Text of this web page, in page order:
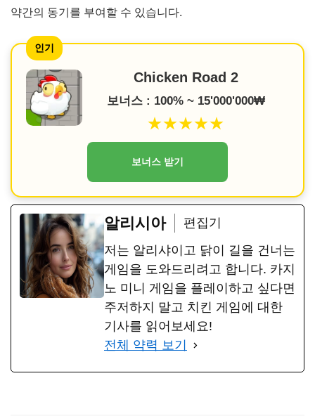
약간의 동기를 부여할 수 있습니다.
인기
Chicken Road 2
보너스 : 100% ~ 15'000'000₩
★★★★★
보너스 받기
알리시아
편집기
저는 알리샤이고 닭이 길을 건너는
게임을 도와드리려고 합니다. 카지
노 미니 게임을 플레이하고 싶다면
주저하지 말고 치킨 게임에 대한
기사를 읽어보세요!
전체 약력 보기